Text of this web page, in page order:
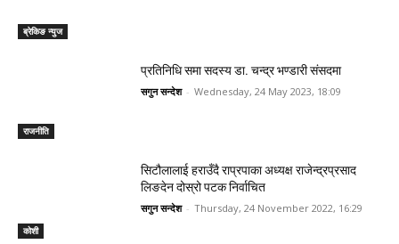
ब्रेकिङ न्युज
राजनीति
प्रतिनिधि समा सदस्य डा. चन्द्र भण्डारी संसदमा
सगुन सन्देश - Wednesday, 24 May 2023, 18:09
कोशी
सिटौलालाई हराउँदै राप्रपाका अध्यक्ष राजेन्द्रप्रसाद
लिङदेन दोस्रो पटक निर्वाचित
सगुन सन्देश - Thursday, 24 November 2022, 16:29